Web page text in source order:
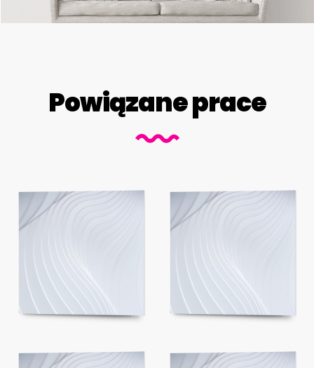
Powiązane prace